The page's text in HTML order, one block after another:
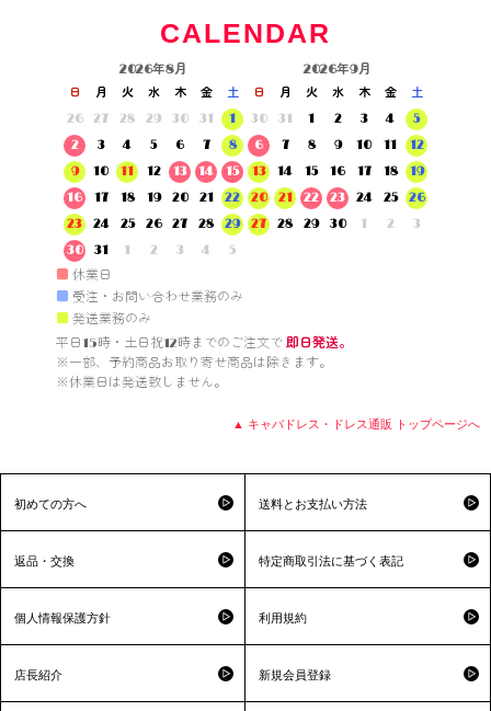
CALENDAR
2026年8月
日 月 火 水 木 金
土
26
27 28 29 30 31
1
2
3 4 5 6 7
8
9
10 11 12 13 14
15
16
17 18 19 20 21
22
23
24 25 26 27 28
29
30
31 1 2 3 4 5
2026年9月
日 月 火 水 木 金
土
30
31 1 2 3 4
5
6
7 8 9 10 11
12
13
14 15 16 17 18
19
20
21 22 23 24 25
26
27
28 29 30 1 2 3
■ 休業日
■ 受注・お問い合わせ業務のみ
■ 発送業務のみ
平日15時・土日祝12時までのご注文で 即日発送。
※一部、予約商品お取り寄せ商品は除きます。
※休業日は発送致しません。
▲ キャバドレス・ドレス通販 トップページへ
初めての方へ 送料とお支払い方法
返品・交換 特定商取引法に基づく表記
個人情報保護方針 利用規約
店長紹介 新規会員登録